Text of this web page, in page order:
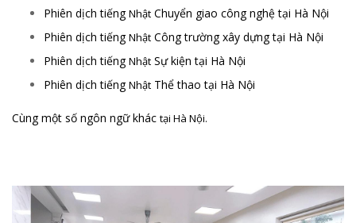
Phiên dịch tiếngNhật Chuyển giao công nghệ tại Hà Nội
Phiên dịch tiếngNhật Công trường xây dựng tại Hà Nội
Phiên dịch tiếngNhật Sự kiện tại Hà Nội
Phiên dịch tiếngNhật Thể thao tại Hà Nội
Cùng một số ngôn ngữ khác tại Hà Nội.